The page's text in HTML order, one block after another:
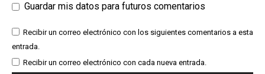
Guardar mis datos para futuros comentarios
Recibir un correo electrónico con los siguientes comentarios a esta
entrada.
Recibir un correo electrónico con cada nueva entrada.